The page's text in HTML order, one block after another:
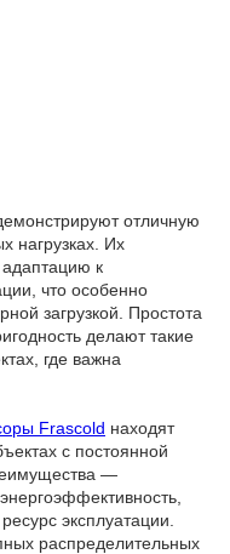
отличную
нагрузках. Их
адаптацию к
что особенно
загрузкой. Простота
делают такие
где важна
Frascold находят
с постоянной
—
эксплуатации.
распределительных